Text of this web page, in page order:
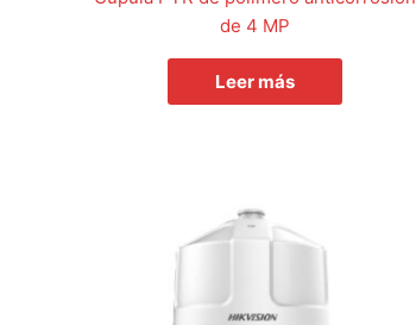
de 4 MP
Leer más